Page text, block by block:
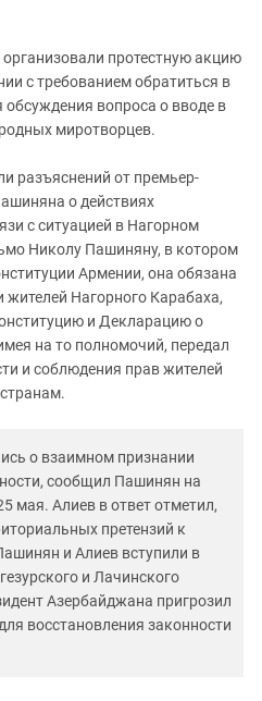
протестную акцию
с требованием обратиться в
вопроса о вводе в
миротворцев.
разъяснений от премьер-
о действиях
с ситуацией в Нагорном
Николу Пашиняну, в котором
Армении, она обязана
Нагорного Карабаха,
и Декларацию о
на то полномочий, передал
и соблюдения прав жителей
о взаимном признании
сообщил Пашинян на
мая. Алиев в ответ отметил,
претензий к
и Алиев вступили в
и Лачинского
Азербайджана пригрозил
восстановления законности